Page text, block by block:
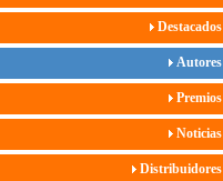
Destacados
Autores
Premios
Noticias
Distribuidores